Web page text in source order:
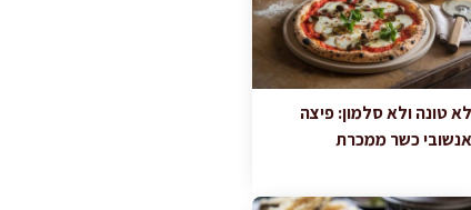
לא טונה ולא סלמון: פיצה
אנשובי כשר ממכרת